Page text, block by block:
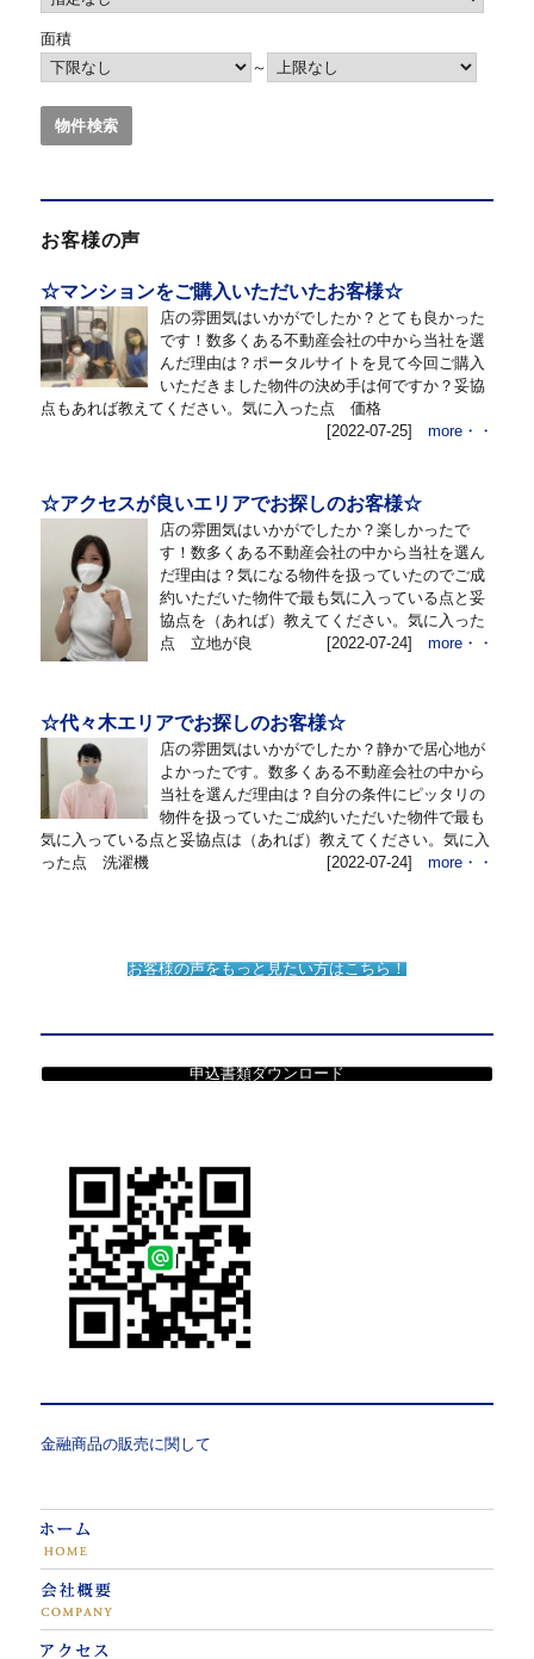
面積
～
お客様の声
☆マンションをご購入いただいたお客様☆
店の雰囲気はいかがでしたか？とても良かった
です！数多くある不動産会社の中から当社を選
んだ理由は？ポータルサイトを見て今回ご購入
いただきました物件の決め手は何ですか？妥協
点もあれば教えてください。気に入った点 価格
[2022-07-25] more・・
☆アクセスが良いエリアでお探しのお客様☆
店の雰囲気はいかがでしたか？楽しかったで
す！数多くある不動産会社の中から当社を選ん
だ理由は？気になる物件を扱っていたのでご成
約いただいた物件で最も気に入っている点と妥
協点を（あれば）教えてください。気に入った
点 立地が良
[2022-07-24] more・・
☆代々木エリアでお探しのお客様☆
店の雰囲気はいかがでしたか？静かで居心地が
よかったです。数多くある不動産会社の中から
当社を選んだ理由は？自分の条件にピッタリの
物件を扱っていたご成約いただいた物件で最も
気に入っている点と妥協点は（あれば）教えてください。気に入
った点 洗濯機
[2022-07-24] more・・
お客様の声をもっと見たい方はこちら！
申込書類ダウンロード
金融商品の販売に関して